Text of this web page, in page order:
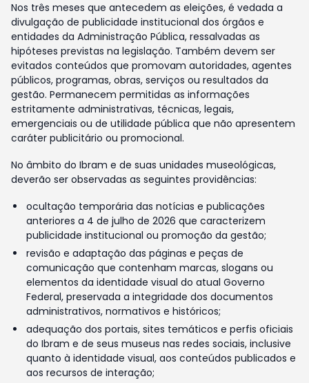
Nos três meses que antecedem as eleições, é vedada a
divulgação de publicidade institucional dos órgãos e
entidades da Administração Pública, ressalvadas as
hipóteses previstas na legislação. Também devem ser
evitados conteúdos que promovam autoridades, agentes
públicos, programas, obras, serviços ou resultados da
gestão. Permanecem permitidas as informações
estritamente administrativas, técnicas, legais,
emergenciais ou de utilidade pública que não apresentem
caráter publicitário ou promocional.
No âmbito do Ibram e de suas unidades museológicas,
deverão ser observadas as seguintes providências:
ocultação temporária das notícias e publicações
anteriores a 4 de julho de 2026 que caracterizem
publicidade institucional ou promoção da gestão;
revisão e adaptação das páginas e peças de
comunicação que contenham marcas, slogans ou
elementos da identidade visual do atual Governo
Federal, preservada a integridade dos documentos
administrativos, normativos e históricos;
adequação dos portais, sites temáticos e perfis oficiais
do Ibram e de seus museus nas redes sociais, inclusive
quanto à identidade visual, aos conteúdos publicados e
aos recursos de interação;